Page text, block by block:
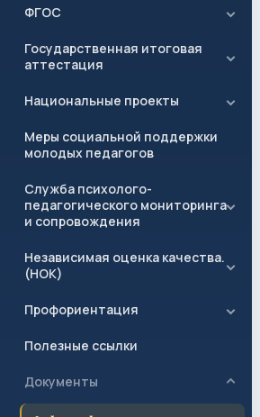
ФГОС
Государственная итоговая
аттестация
Национальные проекты
Меры социальной поддержки
молодых педагогов
Служба психолого-
педагогического мониторинга
и сопровождения
Независимая оценка качества.
(НОК)
Профориентация
Полезные ссылки
Документы